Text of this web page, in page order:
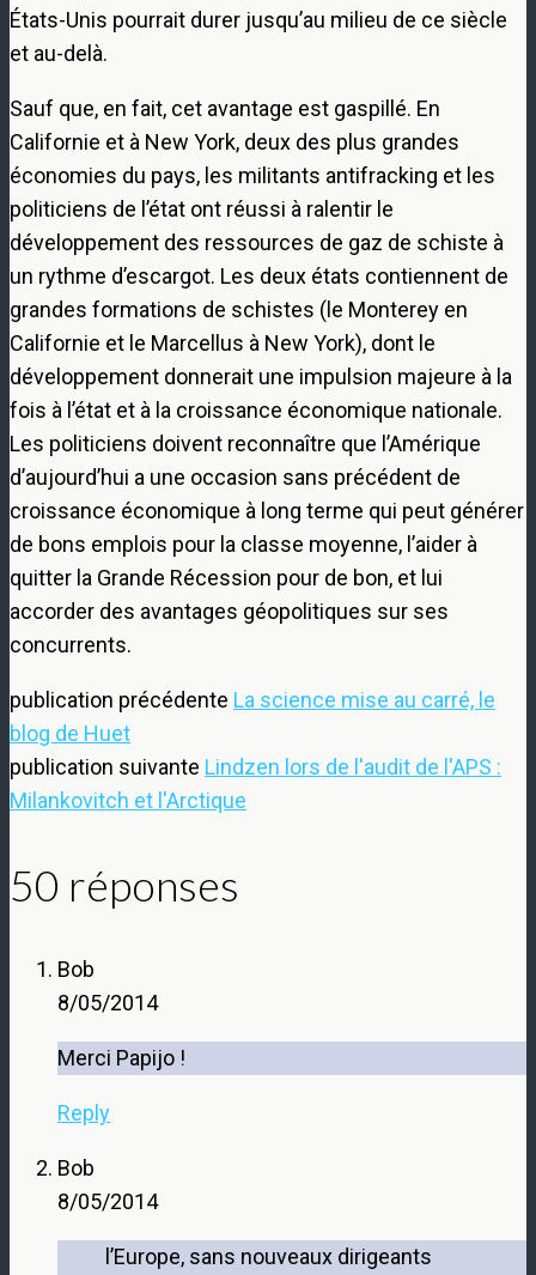
États-Unis pourrait durer jusqu’au milieu de ce siècle
et au-delà.
Sauf que, en fait, cet avantage est gaspillé. En
Californie et à New York, deux des plus grandes
économies du pays, les militants antifracking et les
politiciens de l’état ont réussi à ralentir le
développement des ressources de gaz de schiste à
un rythme d’escargot. Les deux états contiennent de
grandes formations de schistes (le Monterey en
Californie et le Marcellus à New York), dont le
développement donnerait une impulsion majeure à la
fois à l’état et à la croissance économique nationale.
Les politiciens doivent reconnaître que l’Amérique
d’aujourd’hui a une occasion sans précédent de
croissance économique à long terme qui peut générer
de bons emplois pour la classe moyenne, l’aider à
quitter la Grande Récession pour de bon, et lui
accorder des avantages géopolitiques sur ses
concurrents.
publication précédente La science mise au carré, le
blog de Huet
publication suivante Lindzen lors de l'audit de l'APS :
Milankovitch et l'Arctique
50 réponses
Bob
8/05/2014
Merci Papijo !
Reply
Bob
8/05/2014
l’Europe, sans nouveaux dirigeants